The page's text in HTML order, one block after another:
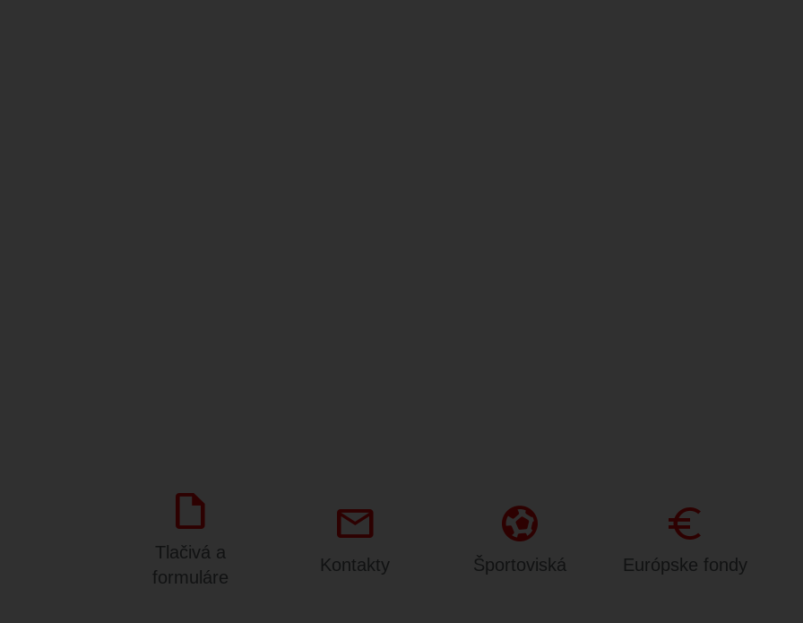
draft
Tlačivá a
formuláre
mail
Kontakty
sports_and_outdoors
Športoviská
Euro
Európske fondy